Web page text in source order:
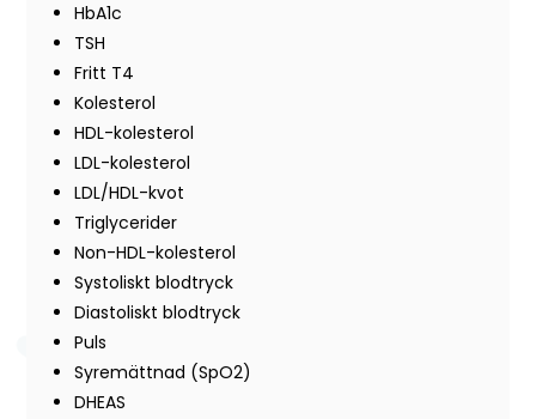
HbA1c
TSH
Fritt T4
Kolesterol
HDL-kolesterol
LDL-kolesterol
LDL/HDL-kvot
Triglycerider
Non-HDL-kolesterol
Systoliskt blodtryck
Diastoliskt blodtryck
Puls
Syremättnad (SpO2)
DHEAS